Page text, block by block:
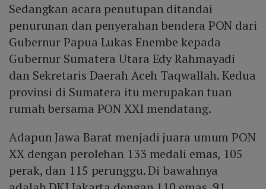
Sedangkan acara penutupan ditandai
penurunan dan penyerahan bendera PON dari
Gubernur Papua Lukas Enembe kepada
Gubernur Sumatera Utara Edy Rahmayadi
dan Sekretaris Daerah Aceh Taqwallah. Kedua
provinsi di Sumatera itu merupakan tuan
rumah bersama PON XXI mendatang.
Adapun Jawa Barat menjadi juara umum PON
XX dengan perolehan 133 medali emas, 105
perak, dan 115 perunggu. Di bawahnya